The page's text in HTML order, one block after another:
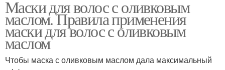
Маски для волос с оливковым
маслом. Правила применения
маски для волос с оливковым
маслом
Чтобы маска с оливковым маслом дала максимальный